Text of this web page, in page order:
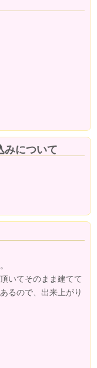
みについて
いてそのまま建てて
るので、出来上がり